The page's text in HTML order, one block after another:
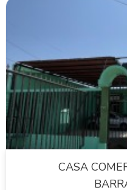
VER
CASA